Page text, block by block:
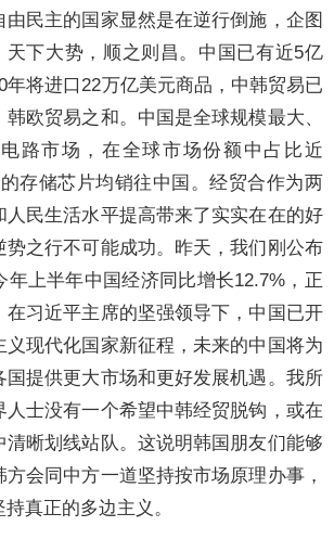
民主的国家显然是在逆行倒施，企图
天下大势，顺之则昌。中国已有近5亿
年将进口22万亿美元商品，中韩贸易已
欧贸易之和。中国是全球规模最大、
路市场，在全球市场份额中占比近
存储芯片均销往中国。经贸合作为两
人民生活水平提高带来了实实在在的好
势之行不可能成功。昨天，我们刚公布
年上半年中国经济同比增长12.7%，正
在习近平主席的坚强领导下，中国已开
义现代化国家新征程，未来的中国将为
国提供更大市场和更好发展机遇。我所
人士没有一个希望中韩经贸脱钩，或在
清晰划线站队。这说明韩国朋友们能够
会同中方一道坚持按市场原理办事，
真正的多边主义。